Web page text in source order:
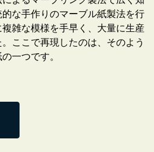
な手作りのマーブル紙製法を行
雑な模様を手早く、大量に生産
ここで再現したのは、そのよう
一つです。